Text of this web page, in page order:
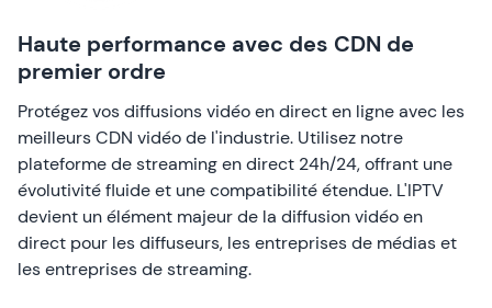
Haute performance avec des CDN de
premier ordre
Protégez vos diffusions vidéo en direct en ligne avec les
meilleurs CDN vidéo de l'industrie. Utilisez notre
plateforme de streaming en direct 24h/24, offrant une
évolutivité fluide et une compatibilité étendue. L'IPTV
devient un élément majeur de la diffusion vidéo en
direct pour les diffuseurs, les entreprises de médias et
les entreprises de streaming.